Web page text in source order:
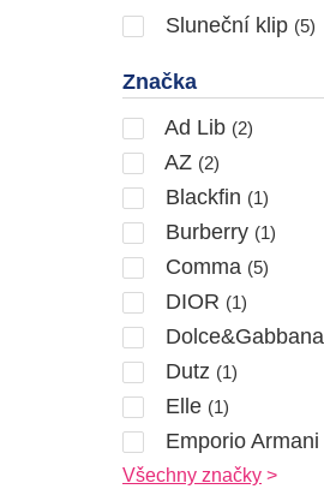
Sluneční klip (5)
Značka
Ad Lib (2)
AZ (2)
Blackfin (1)
Burberry (1)
Comma (5)
DIOR (1)
Dolce&Gabbana
Dutz (1)
Elle (1)
Emporio Armani
Všechny značky